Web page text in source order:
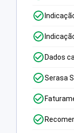
Dados
Serasa